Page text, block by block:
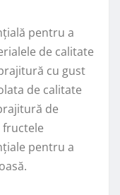
pentru a
de calitate
cu gust
de calitate
de
fructele
pentru a